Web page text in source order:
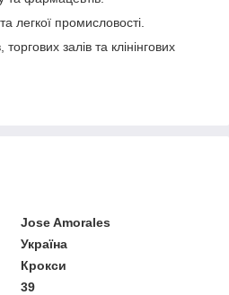
легкої промисловості.
торгових залів та клінінгових
Jose Amorales
Україна
Крокси
39